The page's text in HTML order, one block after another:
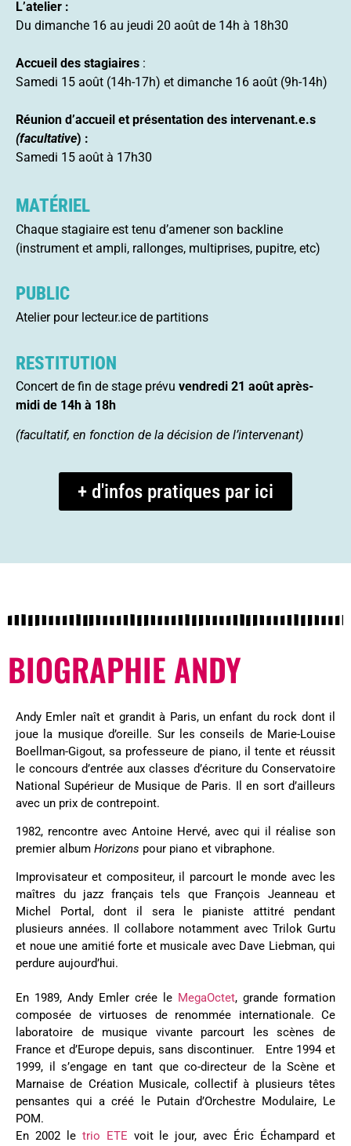
L’atelier :
Du dimanche 16 au jeudi 20 août de 14h à 18h30
Accueil des stagiaires :
Samedi 15 août (14h-17h) et dimanche 16 août (9h-14h)
Réunion d’accueil et présentation des intervenant.e.s
(facultative) :
Samedi 15 août à 17h30
MATÉRIEL
Chaque stagiaire est tenu d’amener son backline
(instrument et ampli, rallonges, multiprises, pupitre, etc)
PUBLIC
Atelier pour lecteur.ice de partitions
RESTITUTION
Concert de fin de stage prévu vendredi 21 août après-
midi de 14h à 18h
(facultatif, en fonction de la décision de l’intervenant)
+ d'infos pratiques par ici
BIOGRAPHIE ANDY
Andy Emler naît et grandit à Paris, un enfant du rock dont il
joue la musique d’oreille. Sur les conseils de Marie-Louise
Boellman-Gigout, sa professeure de piano, il tente et réussit
le concours d’entrée aux classes d’écriture du Conservatoire
National Supérieur de Musique de Paris. Il en sort d’ailleurs
avec un prix de contrepoint.
1982, rencontre avec Antoine Hervé, avec qui il réalise son
premier album Horizons pour piano et vibraphone.
Improvisateur et compositeur, il parcourt le monde avec les
maîtres du jazz français tels que François Jeanneau et
Michel Portal, dont il sera le pianiste attitré pendant
plusieurs années. Il collabore notamment avec Trilok Gurtu
et noue une amitié forte et musicale avec Dave Liebman, qui
perdure aujourd’hui.
En 1989, Andy Emler crée le MegaOctet, grande formation
composée de virtuoses de renommée internationale. Ce
laboratoire de musique vivante parcourt les scènes de
France et d’Europe depuis, sans discontinuer. Entre 1994 et
1999, il s’engage en tant que co-directeur de la Scène et
Marnaise de Création Musicale, collectif à plusieurs têtes
pensantes qui a créé le Putain d’Orchestre Modulaire, Le
POM.
En 2002 le trio ETE voit le jour, avec Éric Échampard et